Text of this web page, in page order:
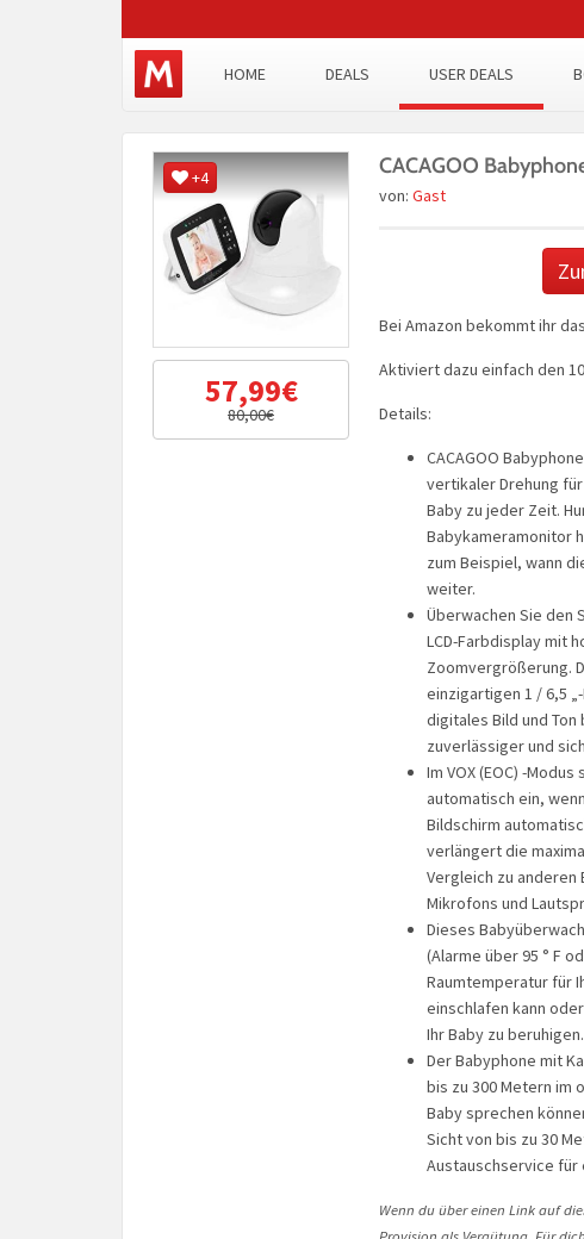
HOME DEALS USER DEALS
+4
57,99€
80,00€
CACAGOO
von: Gast
Bei Amazon bekommt ihr
Aktiviert dazu einfach den
Details:
CACAGOO
vertikaler Drehung
Baby zu jeder Zeit.
Babykameramonitor
zum Beispiel, wann
weiter.
Überwachen Sie den
LCD-Farbdisplay mit
Zoomvergrößerung.
einzigartigen 1 / 6,5
digitales Bild und
zuverlässiger und
Im VOX (EOC) -
automatisch ein,
Bildschirm
verlängert die
Vergleich zu anderen
Mikrofons und
Dieses
(Alarme über 95 ° F
Raumtemperatur für
einschlafen kann
Ihr Baby zu beruhigen.
Der Babyphone mit
bis zu 300 Metern im
Baby sprechen
Sicht von bis zu 30
Austauschservice für
Wenn du über einen Link auf